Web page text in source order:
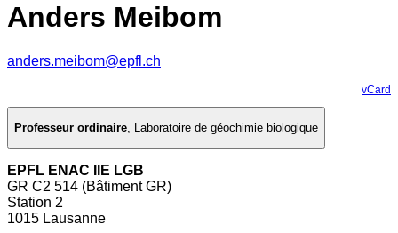
Anders Meibom
anders.meibom@epfl.ch
vCard
Professeur ordinaire, Laboratoire de géochimie biologique
EPFL ENAC IIE LGB
GR C2 514 (Bâtiment GR)
Station 2
1015 Lausanne